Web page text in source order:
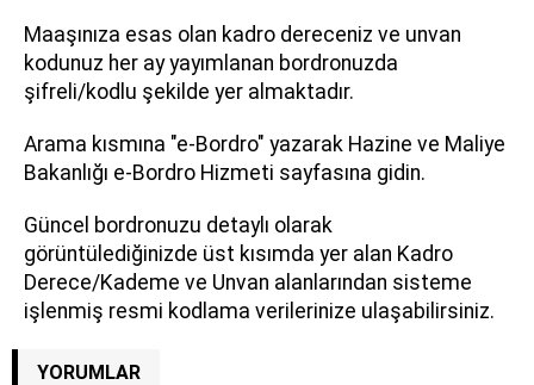
Maaşınıza esas olan kadro dereceniz ve unvan
kodunuz her ay yayımlanan bordronuzda
şifreli/kodlu şekilde yer almaktadır.
Arama kısmına "e-Bordro" yazarak Hazine ve Maliye
Bakanlığı e-Bordro Hizmeti sayfasına gidin.
Güncel bordronuzu detaylı olarak
görüntülediğinizde üst kısımda yer alan Kadro
Derece/Kademe ve Unvan alanlarından sisteme
işlenmiş resmi kodlama verilerinize ulaşabilirsiniz.
YORUMLAR